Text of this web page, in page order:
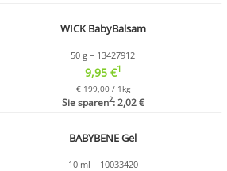
WICK BabyBalsam
50 g – 13427912
9,95 €1
€ 199,00 / 1kg
Sie sparen2: 2,02 €
BABYBENE Gel
10 ml – 10033420